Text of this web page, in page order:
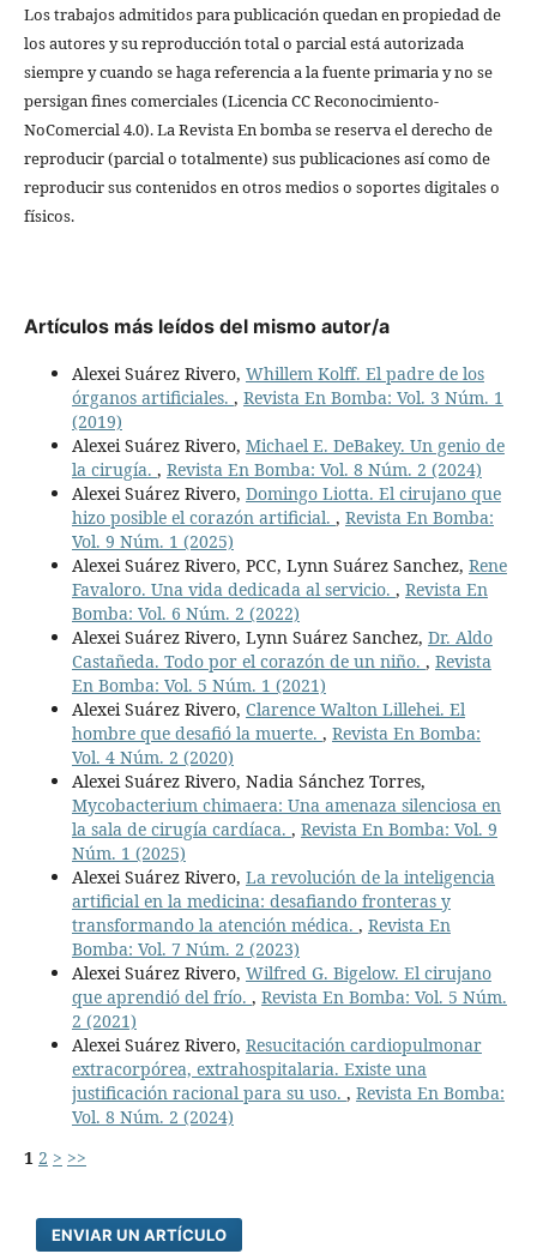
Los trabajos admitidos para publicación quedan en propiedad de
los autores y su reproducción total o parcial está autorizada
siempre y cuando se haga referencia a la fuente primaria y no se
persigan fines comerciales (Licencia CC Reconocimiento-
NoComercial 4.0). La Revista En bomba se reserva el derecho de
reproducir (parcial o totalmente) sus publicaciones así como de
reproducir sus contenidos en otros medios o soportes digitales o
físicos.
Artículos más leídos del mismo autor/a
Alexei Suárez Rivero, Whillem Kolff. El padre de los
órganos artificiales. , Revista En Bomba: Vol. 3 Núm. 1
(2019)
Alexei Suárez Rivero, Michael E. DeBakey. Un genio de
la cirugía. , Revista En Bomba: Vol. 8 Núm. 2 (2024)
Alexei Suárez Rivero, Domingo Liotta. El cirujano que
hizo posible el corazón artificial. , Revista En Bomba:
Vol. 9 Núm. 1 (2025)
Alexei Suárez Rivero, PCC, Lynn Suárez Sanchez, Rene
Favaloro. Una vida dedicada al servicio. , Revista En
Bomba: Vol. 6 Núm. 2 (2022)
Alexei Suárez Rivero, Lynn Suárez Sanchez, Dr. Aldo
Castañeda. Todo por el corazón de un niño. , Revista
En Bomba: Vol. 5 Núm. 1 (2021)
Alexei Suárez Rivero, Clarence Walton Lillehei. El
hombre que desafió la muerte. , Revista En Bomba:
Vol. 4 Núm. 2 (2020)
Alexei Suárez Rivero, Nadia Sánchez Torres,
Mycobacterium chimaera: Una amenaza silenciosa en
la sala de cirugía cardíaca. , Revista En Bomba: Vol. 9
Núm. 1 (2025)
Alexei Suárez Rivero, La revolución de la inteligencia
artificial en la medicina: desafiando fronteras y
transformando la atención médica. , Revista En
Bomba: Vol. 7 Núm. 2 (2023)
Alexei Suárez Rivero, Wilfred G. Bigelow. El cirujano
que aprendió del frío. , Revista En Bomba: Vol. 5 Núm.
2 (2021)
Alexei Suárez Rivero, Resucitación cardiopulmonar
extracorpórea, extrahospitalaria. Existe una
justificación racional para su uso. , Revista En Bomba:
Vol. 8 Núm. 2 (2024)
1 2 > >>
ENVIAR UN ARTÍCULO